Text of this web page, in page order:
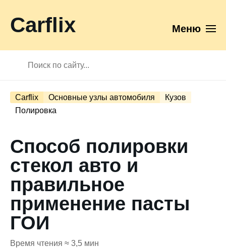
Carflix Меню
Carflix Основные узлы автомобиля
Кузов
Полировка
Способ полировки
стекол авто и
правильное
применение пасты
ГОИ
Время чтения ≈ 3,5 мин